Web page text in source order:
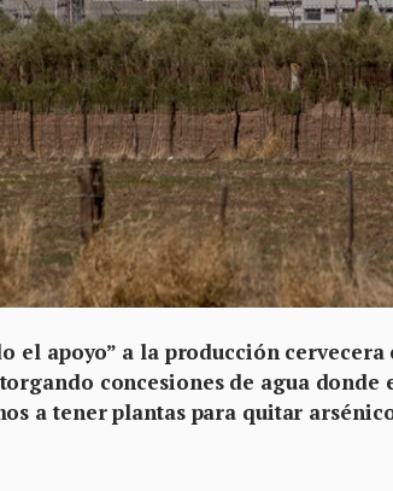
el apoyo” a la producción
concesiones de agua
a tener plantas para quitar